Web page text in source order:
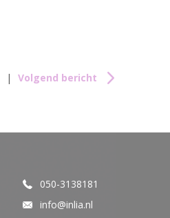
| Volgend bericht
050-3138181
info@inlia.nl